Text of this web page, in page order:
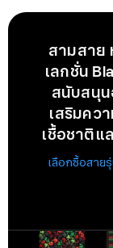
สามสาย
เลกชั่น
สนับสนุ
เสริมคว
เชื้อชาติแ
เลือกซื้อสาย